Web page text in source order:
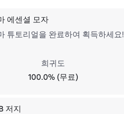
에센셜 모자
튜토리얼을 완료하여 획득하세요!
희귀도
100.0% (무료)
저지